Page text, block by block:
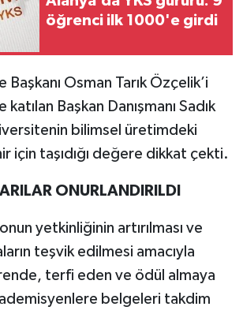
öğrenci ilk 1000'e girdi
Osman Tarık Özçelik’i
Başkan Danışmanı Sadık
bilimsel üretimdeki
için taşıdığı değere dikkat çekti.
ONURLANDIRILDI
yetkinliğinin artırılması ve
teşvik edilmesi amacıyla
terfi eden ve ödül almaya
belgeleri takdim